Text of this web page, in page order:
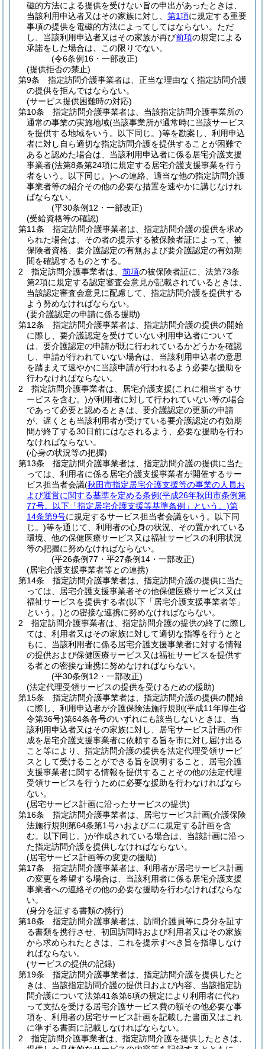
磁的方法による提供を受けない旨の申出があったときは、
当該利用申込者又はその家族に対し、 第1項に規定する重要
事項の提供を電磁的方法によってしてはならない。 ただ
し、当該利用申込者又はその家族が再び前項の規定による
承諾をした場合は、この限りでない。
(令6条例16・一部改正)
(提供拒否の禁止)
第9条
指定訪問介護事業者は、正当な理由なく指定訪問介護
の提供を拒んではならない。
(サービス提供困難時の対応)
第10条
指定訪問介護事業者は、当該指定訪問介護事業所の
通常の事業の実施地域(当該事業所が通常時に当該サービス
を提供する地域をいう。以下同じ。)等を勘案し、利用申込
者に対し自ら適切な指定訪問介護を提供することが困難で
あると認めた場合は、当該利用申込者に係る居宅介護支援
事業者(法第8条第24項に規定する居宅介護支援事業を行う
者をいう。以下同じ。)への連絡、適当な他の指定訪問介護
事業者等の紹介その他の必要な措置を速やかに講じなけれ
ばならない。
(平30条例12・一部改正)
(受給資格等の確認)
第11条
指定訪問介護事業者は、指定訪問介護の提供を求め
られた場合は、その者の提示する被保険者証によって、被
保険者資格、要介護認定の有無および要介護認定の有効期
間を確認するものとする。
2
指定訪問介護事業者は、 前項の被保険者証に、法第73条
第2項に規定する認定審査会意見が記載されているときは、
当該認定審査会意見に配慮して、指定訪問介護を提供する
よう努めなければならない。
(要介護認定の申請に係る援助)
第12条
指定訪問介護事業者は、指定訪問介護の提供の開始
に際し、要介護認定を受けていない利用申込者について
は、要介護認定の申請が既に行われているかどうかを確認
し、申請が行われていない場合は、当該利用申込者の意思
を踏まえて速やかに当該申請が行われるよう必要な援助を
行わなければならない。
2
指定訪問介護事業者は、居宅介護支援(これに相当するサ
ービスを含む。)が利用者に対して行われていない等の場合
であって必要と認めるときは、要介護認定の更新の申請
が、遅くとも当該利用者が受けている要介護認定の有効期
間が終了する30日前にはなされるよう、必要な援助を行わ
なければならない。
(心身の状況等の把握)
第13条
指定訪問介護事業者は、指定訪問介護の提供に当た
っては、利用者に係る居宅介護支援事業者が開催するサー
ビス担当者会議(秋田市指定居宅介護支援等の事業の人員お
よび運営に関する基準を定める条例(平成26年秋田市条例第
77号。以下「指定居宅介護支援等基準条例」という。)第
14条第9号に規定するサービス担当者会議をいう。以下同
じ。)等を通じて、利用者の心身の状況、その置かれている
環境、他の保健医療サービス又は福祉サービスの利用状況
等の把握に努めなければならない。
(平26条例77・平27条例14・一部改正)
(居宅介護支援事業者等との連携)
第14条
指定訪問介護事業者は、指定訪問介護の提供に当た
っては、居宅介護支援事業者その他保健医療サービス又は
福祉サービスを提供する者(以下「居宅介護支援事業者等」
という。)との密接な連携に努めなければならない。
2
指定訪問介護事業者は、指定訪問介護の提供の終了に際し
ては、利用者又はその家族に対して適切な指導を行うとと
もに、当該利用者に係る居宅介護支援事業者に対する情報
の提供および保健医療サービス又は福祉サービスを提供す
る者との密接な連携に努めなければならない。
(平30条例12・一部改正)
(法定代理受領サービスの提供を受けるための援助)
第15条
指定訪問介護事業者は、指定訪問介護の提供の開始
に際し、利用申込者が介護保険法施行規則 (平成11年厚生省
令第36号)第64条各号のいずれにも該当しないときは、当
該利用申込者又はその家族に対し、居宅サービス計画の作
成を居宅介護支援事業者に依頼する旨を市に対し届け出る
こと等により、指定訪問介護の提供を法定代理受領サービ
スとして受けることができる旨を説明すること、居宅介護
支援事業者に関する情報を提供することその他の法定代理
受領サービスを行うために必要な援助を行わなければなら
ない。
(居宅サービス計画に沿ったサービスの提供)
第16条
指定訪問介護事業者は、居宅サービス計画(介護保険
法施行規則第64条第1号ハおよびニに規定する計画を含
む。以下同じ。)が作成されている場合は、当該計画に沿っ
た指定訪問介護を提供しなければならない。
(居宅サービス計画等の変更の援助)
第17条
指定訪問介護事業者は、利用者が居宅サービス計画
の変更を希望する場合は、当該利用者に係る居宅介護支援
事業者への連絡その他の必要な援助を行わなければならな
い。
(身分を証する書類の携行)
第18条
指定訪問介護事業者は、訪問介護員等に身分を証す
る書類を携行させ、初回訪問時および利用者又はその家族
から求められたときは、これを提示すべき旨を指導しなけ
ればならない。
(サービスの提供の記録)
第19条
指定訪問介護事業者は、指定訪問介護を提供したと
きは、当該指定訪問介護の提供日および内容、当該指定訪
問介護について法第41条第6項の規定により利用者に代わ
って支払を受ける居宅介護サービス費の額その他必要な事
項を、利用者の居宅サービス計画を記載した書面又はこれ
に準ずる書面に記載しなければならない。
2
指定訪問介護事業者は、指定訪問介護を提供したときは、